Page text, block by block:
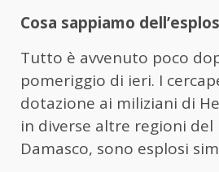
Cosa sappiamo
Tutto è avvenuto poco
pomeriggio di ieri. I
dotazione ai miliziani di
in diverse altre regioni del
Damasco, sono esplosi